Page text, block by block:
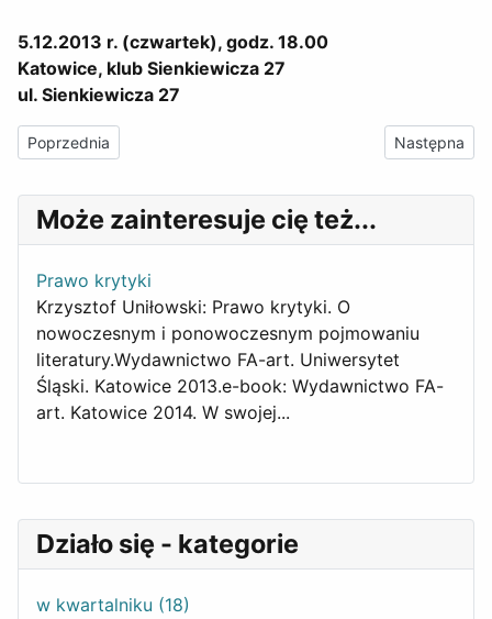
Działo się - kategorie
w kwartalniku (18)
5.12.2013 r. (czwartek), godz. 18.00
Katowice, klub Sienkiewicza 27
ul. Sienkiewicza 27
Poprzednia strona: Ekonomia i literatura. „FA-art” na Wydziale
Poprzednia Następna
Następna
Może zainteresuje cię też...
Prawo krytyki
Krzysztof Uniłowski: Prawo krytyki. O
nowoczesnym i ponowoczesnym pojmowaniu
literatury.Wydawnictwo FA-art. Uniwersytet
Śląski. Katowice 2013.e-book: Wydawnictwo FA-
art. Katowice 2014. W swojej...